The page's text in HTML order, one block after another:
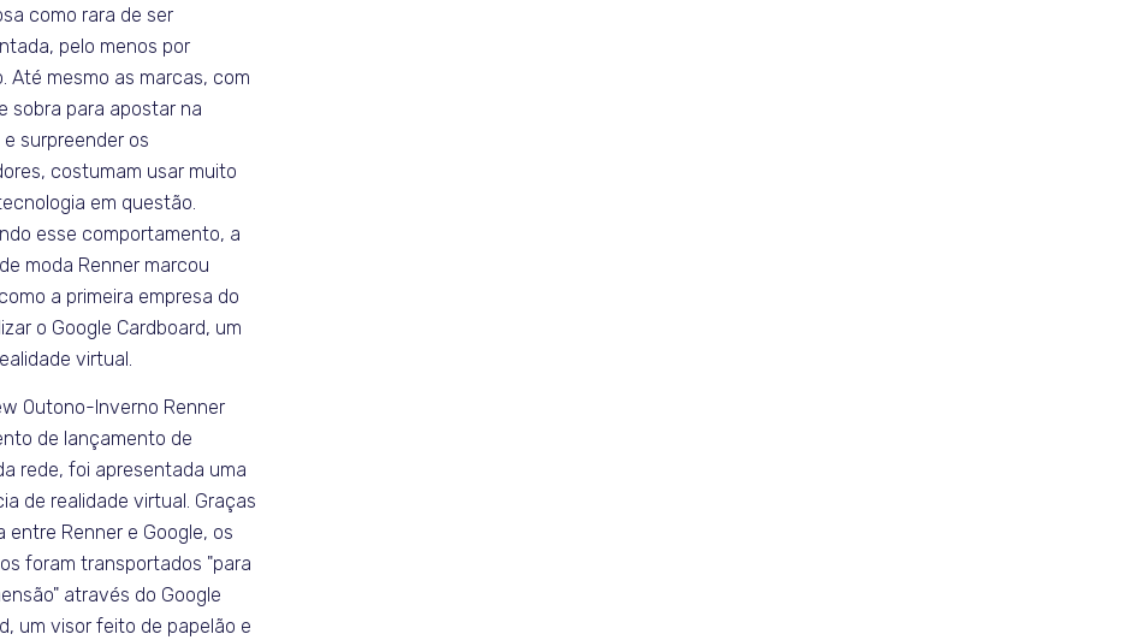
como rara de ser
pelo menos por
Até mesmo as marcas, com
sobra para apostar na
surpreender os
costumam usar muito
em questão.
esse comportamento, a
moda Renner marcou
a primeira empresa do
o Google Cardboard, um
virtual.
Outono-Inverno Renner
de lançamento de
rede, foi apresentada uma
de realidade virtual. Graças
entre Renner e Google, os
foram transportados "para
através do Google
um visor feito de papelão e